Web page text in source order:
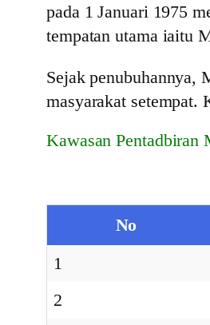
pada 1 Januari 1975
tempatan utama iaitu
Sejak penubuhannya,
masyarakat setempat.
Kawasan
No
1
2